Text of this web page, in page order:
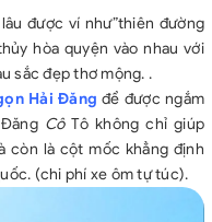
được ví như”thiên đường
hòa quyện vào nhau với
sắc đẹp thơ mộng. .
Hải Đăng để được ngắm
CôTô không chỉ giúp
còn là cột mốc khẳng định
(chi phí xe ôm tự túc).